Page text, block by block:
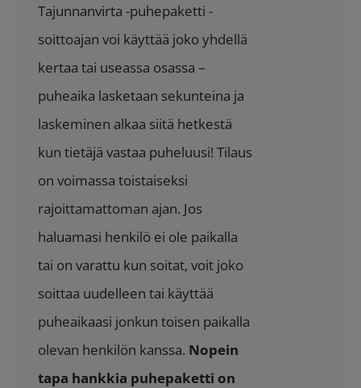
Tajunnanvirta -puhepaketti -
soittoajan voi käyttää joko yhdellä
kertaa tai useassa osassa –
puheaika lasketaan sekunteina ja
laskeminen alkaa siitä hetkestä
kun tietäjä vastaa puheluusi! Tilaus
on voimassa toistaiseksi
rajoittamattoman ajan. Jos
haluamasi henkilö ei ole paikalla
tai on varattu kun soitat, voit joko
soittaa uudelleen tai käyttää
puheaikaasi jonkun toisen paikalla
olevan henkilön kanssa. Nopein
tapa hankkia puhepaketti on